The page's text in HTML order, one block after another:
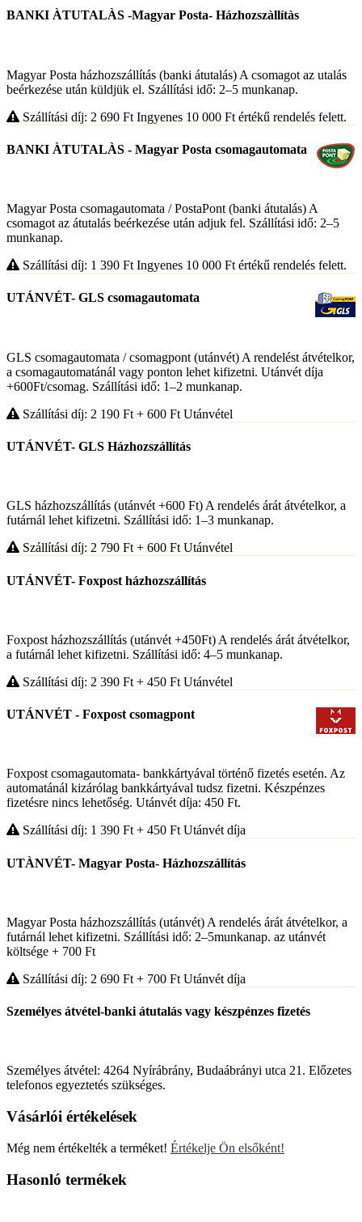
BANKI ÀTUTALÀS -Magyar Posta- Házhozszàllítàs
Magyar Posta házhozszállítás (banki átutalás) A csomagot az utalás
beérkezése után küldjük el. Szállítási idő: 2–5 munkanap.
Szállítási díj: 2 690 Ft Ingyenes 10 000 Ft értékű rendelés felett.
BANKI ÀTUTALÀS - Magyar Posta csomagautomata
Magyar Posta csomagautomata / PostaPont (banki átutalás) A
csomagot az átutalás beérkezése után adjuk fel. Szállítási idő: 2–5
munkanap.
Szállítási díj: 1 390 Ft Ingyenes 10 000 Ft értékű rendelés felett.
UTÁNVÉT- GLS csomagautomata
GLS csomagautomata / csomagpont (utánvét) A rendelést átvételkor,
a csomagautomatánál vagy ponton lehet kifizetni. Utánvét díja
+600Ft/csomag. Szállítási idő: 1–2 munkanap.
Szállítási díj: 2 190 Ft + 600 Ft Utánvétel
UTÁNVÉT- GLS Házhozszállítás
GLS házhozszállítás (utánvét +600 Ft) A rendelés árát átvételkor, a
futárnál lehet kifizetni. Szállítási idő: 1–3 munkanap.
Szállítási díj: 2 790 Ft + 600 Ft Utánvétel
UTÁNVÉT- Foxpost házhozszállítás
Foxpost házhozszállítás (utánvét +450Ft) A rendelés árát átvételkor,
a futárnál lehet kifizetni. Szállítási idő: 4–5 munkanap.
Szállítási díj: 2 390 Ft + 450 Ft Utánvétel
UTÁNVÉT - Foxpost csomagpont
Foxpost csomagautomata- bankkártyával történő fizetés esetén. Az
automatánál kizárólag bankkártyával tudsz fizetni. Készpénzes
fizetésre nincs lehetőség. Utánvét díja: 450 Ft.
Szállítási díj: 1 390 Ft + 450 Ft Utánvét díja
UTÀNVÉT- Magyar Posta- Házhozszállítás
Magyar Posta házhozszállítás (utánvét) A rendelés árát átvételkor, a
futárnál lehet kifizetni. Szállítási idő: 2–5munkanap. az utánvét
költsége + 700 Ft
Szállítási díj: 2 690 Ft + 700 Ft Utánvét díja
Személyes átvétel-banki átutalás vagy készpénzes fizetés
Személyes átvétel: 4264 Nyírábrány, Budaábrányi utca 21. Előzetes
telefonos egyeztetés szükséges.
Vásárlói értékelések
Még nem értékelték a terméket! Értékelje Ön elsőként!
Hasonló termékek